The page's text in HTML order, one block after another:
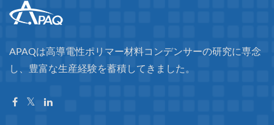
APAQは高導電性ポリマー材料コンデンサーの研究に専念
し、豊富な生産経験を蓄積してきました。